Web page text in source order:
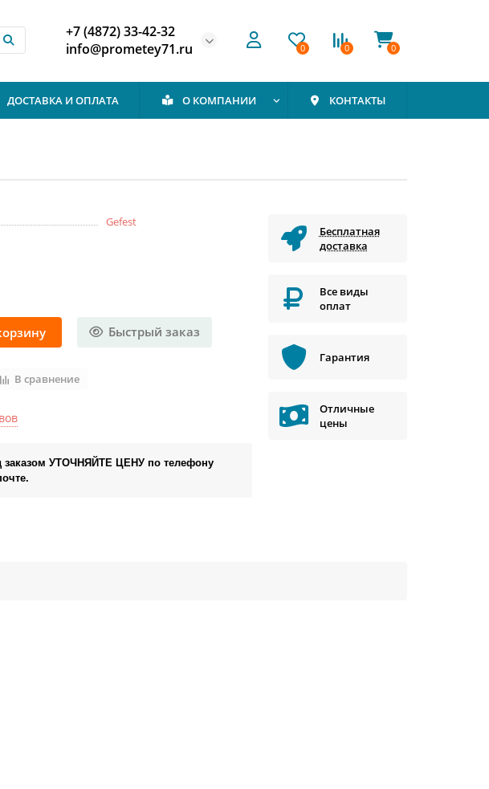
+7 (4872) 33-42-32
info@prometey71.ru
0 0 0
ДОСТАВКА И ОПЛАТА О КОМПАНИИ КОНТАКТЫ
Gefest
Быстрый заказ
В сравнение
заказом УТОЧНЯЙТЕ ЦЕНУ по телефону
Бесплатная
доставка
Все виды
оплат
Гарантия
Отличные
цены